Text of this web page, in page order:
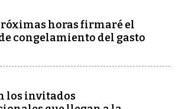
horas firmaré el
congelamiento del gasto
los invitados